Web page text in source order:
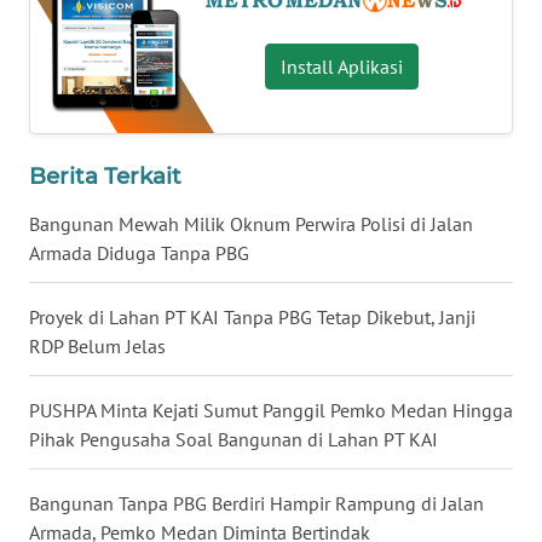
Install Aplikasi
Berita Terkait
Bangunan Mewah Milik Oknum Perwira Polisi di Jalan
Armada Diduga Tanpa PBG
Proyek di Lahan PT KAI Tanpa PBG Tetap Dikebut, Janji
RDP Belum Jelas
PUSHPA Minta Kejati Sumut Panggil Pemko Medan Hingga
Pihak Pengusaha Soal Bangunan di Lahan PT KAI
Bangunan Tanpa PBG Berdiri Hampir Rampung di Jalan
Armada, Pemko Medan Diminta Bertindak
KALTARA
WN
KALSEL
WN
KALTIM
WN
SULSEL
WN
GORONTALO
WN
WN